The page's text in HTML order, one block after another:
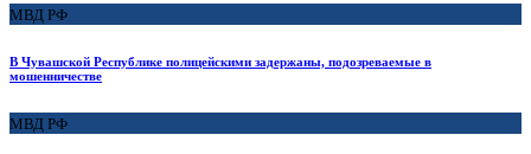
МВД РФ
В Чувашской Республике полицейскими задержаны, подозреваемые в
мошенничестве
МВД РФ